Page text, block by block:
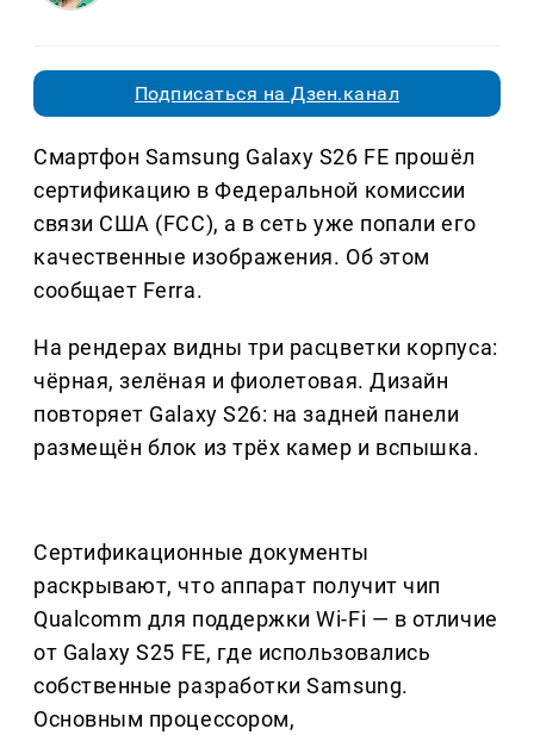
Подписаться на Дзен.канал
Смартфон Samsung Galaxy S26 FE прошёл
сертификацию в Федеральной комиссии
связи США (FCC), а в сеть уже попали его
качественные изображения. Об этом
сообщает Ferra.
На рендерах видны три расцветки корпуса:
чёрная, зелёная и фиолетовая. Дизайн
повторяет Galaxy S26: на задней панели
размещён блок из трёх камер и вспышка.
Сертификационные документы
раскрывают, что аппарат получит чип
Qualcomm для поддержки Wi-Fi — в отличие
от Galaxy S25 FE, где использовались
собственные разработки Samsung.
Основным процессором,